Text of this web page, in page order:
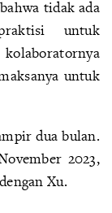
tidak ada
untuk
kolaboratornya
untuk
dua bulan.
2023,
Xu.